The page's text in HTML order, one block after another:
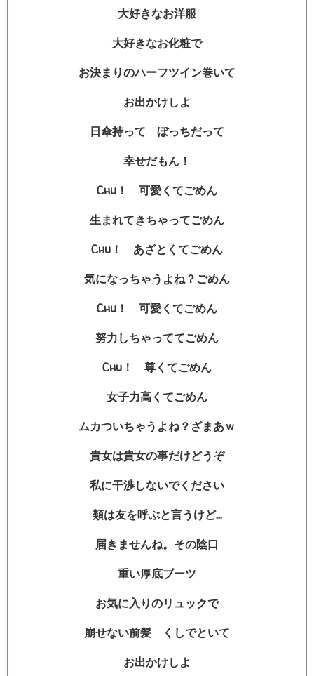
大好きなお洋服
大好きなお化粧で
お決まりのハーフツイン巻いて
お出かけしよ
日傘持って ぼっちだって
幸せだもん！
Chu！ 可愛くてごめん
生まれてきちゃってごめん
Chu！ あざとくてごめん
気になっちゃうよね？ごめん
Chu！ 可愛くてごめん
努力しちゃっててごめん
Chu！ 尊くてごめん
女子力高くてごめん
ムカついちゃうよね？ざまあｗ
貴女は貴女の事だけどうぞ
私に干渉しないでください
類は友を呼ぶと言うけど…
届きませんね。その陰口
重い厚底ブーツ
お気に入りのリュックで
崩せない前髪 くしでといて
お出かけしよ